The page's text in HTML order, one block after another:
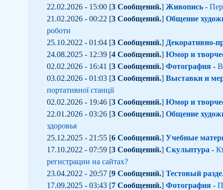
22.02.2026 - 15:00 [3 Сообщений.] Живопись-
21.02.2026 - 00:22 [3 Сообщений.] Общение
роботи
25.10.2022 - 01:04 [3 Сообщений.] Декоративно-
24.08.2025 - 12:39 [4 Сообщений.] Юмор и
02.02.2026 - 16:41 [3 Сообщений.] Фотография-
03.02.2026 - 01:03 [3 Сообщений.] Выставки и
портативної станції
02.02.2026 - 19:46 [3 Сообщений.] Юмор и
22.01.2026 - 03:26 [3 Сообщений.] Общение
здоровья
25.12.2025 - 21:55 [6 Сообщений.] Учебные
17.10.2022 - 07:59 [3 Сообщений.] Скульптура -
регистрации на сайтах?
23.04.2022 - 20:57 [9 Сообщений.] Тестовый
17.09.2025 - 03:43 [7 Сообщений.] Фотография-